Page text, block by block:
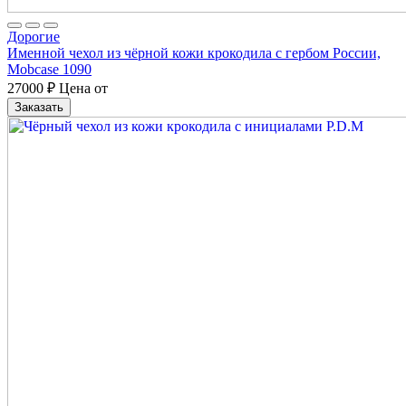
Дорогие
Именной чехол из чёрной кожи крокодила с гербом России,
Mobcase 1090
27000 ₽ Цена от
Заказать